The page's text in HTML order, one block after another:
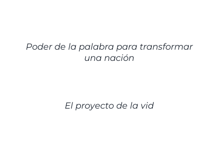
Poder de la palabra para transformar
una nación
El proyecto de la vid